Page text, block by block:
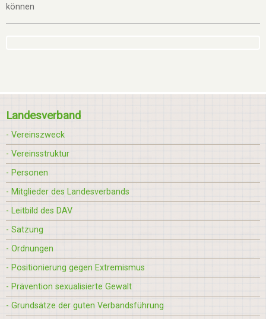
können
Landesverband
- Vereinszweck
- Vereinsstruktur
- Personen
- Mitglieder des Landesverbands
- Leitbild des DAV
- Satzung
- Ordnungen
- Positionierung gegen Extremismus
- Prävention sexualisierte Gewalt
- Grundsätze der guten Verbandsführung